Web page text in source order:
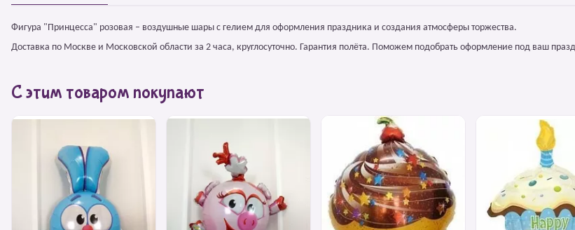
Фигура "Принцесса" розовая – воздушные шары с гелием для оформления праздника и создания атмосферы торжества.
Доставка по Москве и Московской области за 2 часа, круглосуточно. Гарантия полёта. Поможем подобрать оформление под ваш
С этим товаром покупают